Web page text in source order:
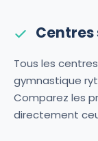
Centres
Tous les
gymnastique
Comparez les
directement